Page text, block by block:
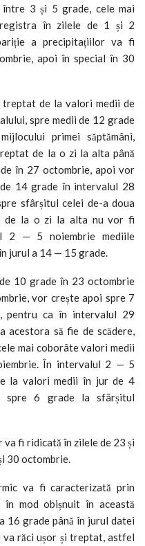
între 3 și 5 grade, cele mai
în zilele de 1 și 2
a precipitațiilor va fi
apoi în special în 30
treptat de la valori medii de
spre medii de 12 grade
primei săptămâni,
de la o zi la alta până
în 27 octombrie, apoi vor
14 grade în intervalul 28
sfârșitul celei de-a doua
de la o zi la alta nu vor fi
2 — 5 noiembrie mediile
jurul a 14 — 15 grade.
10 grade în 23 octombrie
vor crește apoi spre 7
pentru ca în intervalul 29
acestora să fie de scădere,
mai coborâte valori medii
În intervalul 2 — 5
la valori medii în jur de 4
spre 6 grade la sfârșitul
fi ridicată în zilele de 23 și
30 octombrie.
va fi caracterizată prin
mod obișnuit în această
16 grade până în jurul datei
va răci ușor și treptat, astfel